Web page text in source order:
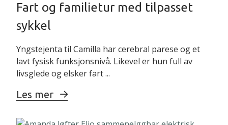
Fart og familietur med tilpasset
sykkel
Yngstejenta til Camilla har cerebral parese og et
lavt fysisk funksjonsnivå. Likevel er hun full av
livsglede og elsker fart ...
Les mer